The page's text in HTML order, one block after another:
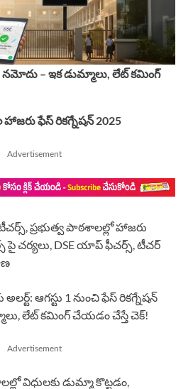
నమోదు – ఇక డుమ్మాలు, లేట్ కమింగ్
ఫేస్ రికగ్నేషన్ 2025
Advertisement
ప్రభుత్వ పాఠశాలల్లో హాజరు
పై చర్యలు, DSE యాప్ ఫీచర్స్, టీచర్
ఆగస్టు 1 నుంచి ఫేస్ రికగ్నేషన్
లేట్ కమింగ్ చేయడం చేస్తే చెక్!
Advertisement
విధులకు డుమ్మా కొట్టడం,